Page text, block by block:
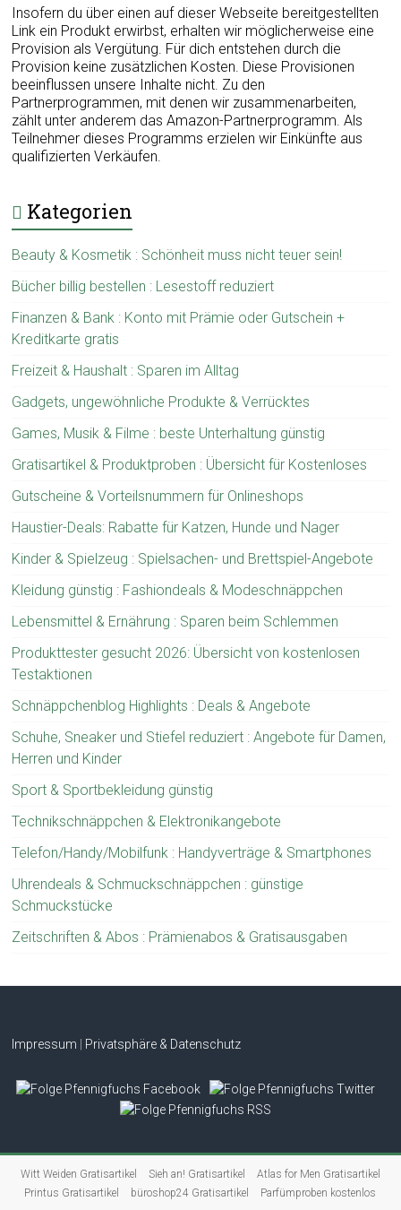
Insofern du über einen auf dieser Webseite bereitgestellten
Link ein Produkt erwirbst, erhalten wir möglicherweise eine
Provision als Vergütung. Für dich entstehen durch die
Provision keine zusätzlichen Kosten. Diese Provisionen
beeinflussen unsere Inhalte nicht. Zu den
Partnerprogrammen, mit denen wir zusammenarbeiten,
zählt unter anderem das Amazon-Partnerprogramm. Als
Teilnehmer dieses Programms erzielen wir Einkünfte aus
qualifizierten Verkäufen.
Kategorien
Beauty & Kosmetik : Schönheit muss nicht teuer sein!
Bücher billig bestellen : Lesestoff reduziert
Finanzen & Bank : Konto mit Prämie oder Gutschein +
Kreditkarte gratis
Freizeit & Haushalt : Sparen im Alltag
Gadgets, ungewöhnliche Produkte & Verrücktes
Games, Musik & Filme : beste Unterhaltung günstig
Gratisartikel & Produktproben : Übersicht für Kostenloses
Gutscheine & Vorteilsnummern für Onlineshops
Haustier-Deals: Rabatte für Katzen, Hunde und Nager
Kinder & Spielzeug : Spielsachen- und Brettspiel-Angebote
Kleidung günstig : Fashiondeals & Modeschnäppchen
Lebensmittel & Ernährung : Sparen beim Schlemmen
Produkttester gesucht 2026: Übersicht von kostenlosen
Testaktionen
Schnäppchenblog Highlights : Deals & Angebote
Schuhe, Sneaker und Stiefel reduziert : Angebote für Damen,
Herren und Kinder
Sport & Sportbekleidung günstig
Technikschnäppchen & Elektronikangebote
Telefon/Handy/Mobilfunk : Handyverträge & Smartphones
Uhrendeals & Schmuckschnäppchen : günstige
Schmuckstücke
Zeitschriften & Abos : Prämienabos & Gratisausgaben
Impressum Privatsphäre & Datenschutz
Witt Weiden Gratisartikel Sieh an! Gratisartikel
Atlas for Men Gratisartikel
Printus Gratisartikel
büroshop24 Gratisartikel Parfümproben kostenlos